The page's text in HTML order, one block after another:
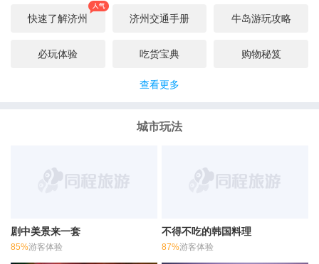
快速了解济州 济州交通手册 牛岛游玩攻略
必玩体验 吃货宝典 购物秘笈
查看更多
城市玩法
剧中美景来一套
85%游客体验
不得不吃的韩国料理
87%游客体验